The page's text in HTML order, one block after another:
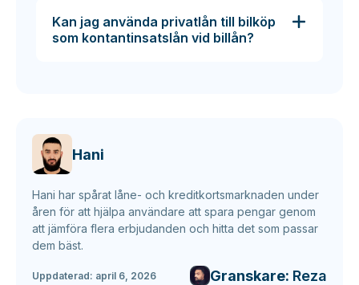
Kan jag använda privatlån till bilköp
som kontantinsatslån vid billån?
Hani
Hani har spårat låne- och kreditkortsmarknaden under
åren för att hjälpa användare att spara pengar genom
att jämföra flera erbjudanden och hitta det som passar
dem bäst.
Uppdaterad: april 6, 2026 Granskare: Reza